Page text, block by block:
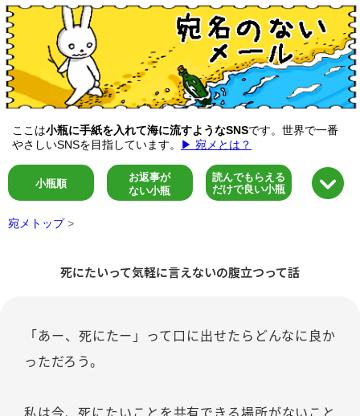
ここは小瓶に手紙を入れて海に流すようなSNSです。世界で一番
やさしいSNSを目指しています。
▶ 宛メとは？
小瓶順
お返事が
ない小瓶
読んでもらえる
だけで良い小瓶
宛メトップ >
死にたいって気軽に言えないの腹立つって話
「あー、死にたー」って口に出せたらどんなに良か
っただろう。